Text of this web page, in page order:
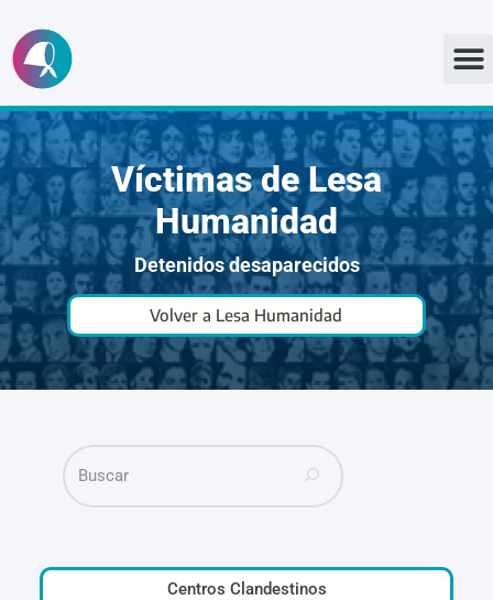
Ir
al
contenido
Víctimas de Lesa
Humanidad
Detenidos desaparecidos
Volver a Lesa Humanidad
Centros Clandestinos